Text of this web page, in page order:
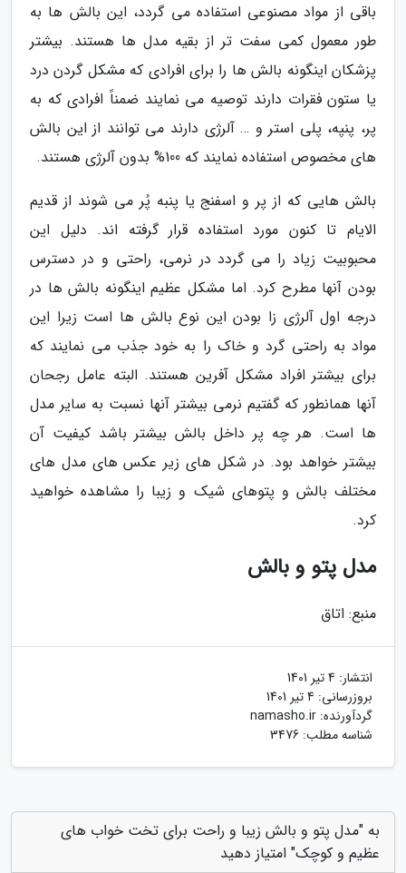
باقی از مواد مصنوعی استفاده می گردد، این بالش ها به
طور معمول کمی سفت تر از بقیه مدل ها هستند. بیشتر
پزشکان اینگونه بالش ها را برای افرادی که مشکل گردن درد
یا ستون فقرات دارند توصیه می نمایند ضمناً افرادی که به
پر، پنپه، پلی استر و … آلرژی دارند می توانند از این بالش
های مخصوص استفاده نمایند که 100% بدون آلرژی هستند.
بالش هایی که از پر و اسفنج یا پنبه پُر می شوند از قدیم
الایام تا کنون مورد استفاده قرار گرفته اند. دلیل این
محبوبیت زیاد را می گردد در نرمی، راحتی و در دسترس
بودن آنها مطرح کرد. اما مشکل عظیم اینگونه بالش ها در
درجه اول آلرژی زا بودن این نوع بالش ها است زیرا این
مواد به راحتی گرد و خاک را به خود جذب می نمایند که
برای بیشتر افراد مشکل آفرین هستند. البته عامل رجحان
آنها همانطور که گفتیم نرمی بیشتر آنها نسبت به سایر مدل
ها است. هر چه پر داخل بالش بیشتر باشد کیفیت آن
بیشتر خواهد بود. در شکل های زیر عکس های مدل های
مختلف بالش و پتوهای شیک و زیبا را مشاهده خواهید
کرد.
مدل پتو و بالش
منبع: اتاق
انتشار: 4 تیر 1401
بروزرسانی: 4 تیر 1401
گردآورنده: namasho.ir
شناسه مطلب: 3476
به "مدل پتو و بالش زیبا و راحت برای تخت خواب های
عظیم و کوچک" امتیاز دهید